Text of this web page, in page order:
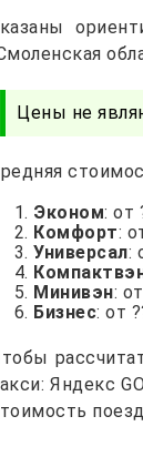
Цены не
Эконом: от
Комфорт:
Универсал:
Минивэн:
Бизнес: от
Яндекс